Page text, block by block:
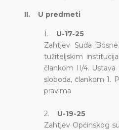
II. U predmeti
1. U-17-25
Zahtjev Suda
tužiteljskim
člankom II/4. Ustava
sloboda, člankom 1.
pravima
2. U-19-25
Zahtjev Općinskog